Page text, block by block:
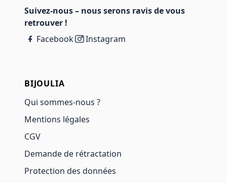
Suivez-nous – nous serons ravis de vous
retrouver !
Facebook
Instagram
BIJOULIA
Qui sommes-nous ?
Mentions légales
CGV
Demande de rétractation
Protection des données